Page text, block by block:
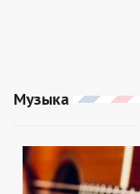
Музыка